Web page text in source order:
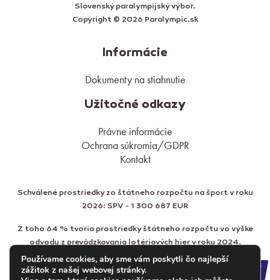
Slovenský paralympijský výbor.
Copyright © 2026 Paralympic.sk
Informácie
Dokumenty na stiahnutie
Užitočné odkazy
Právne informácie
Ochrana súkromia/GDPR
Kontakt
Schválené prostriedky zo štátneho rozpočtu na šport v roku
2026: SPV - 1 300 687 EUR
Z toho 64 % tvoria prostriedky štátneho rozpočtu vo výške
odvodu z prevádzkovania lotériových hier v roku 2024.
Používame cookies, aby sme vám poskytli čo najlepší
zážitok z našej webovej stránky.